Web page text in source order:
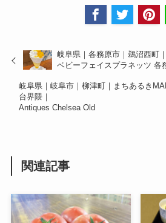
岐阜県｜各務原市｜鵜沼西町
ベビーフェイスプラネッツ 各
岐阜県｜岐阜市｜柳津町｜まちあるき
台界隈｜
Antiques Chelsea Old
関連記事